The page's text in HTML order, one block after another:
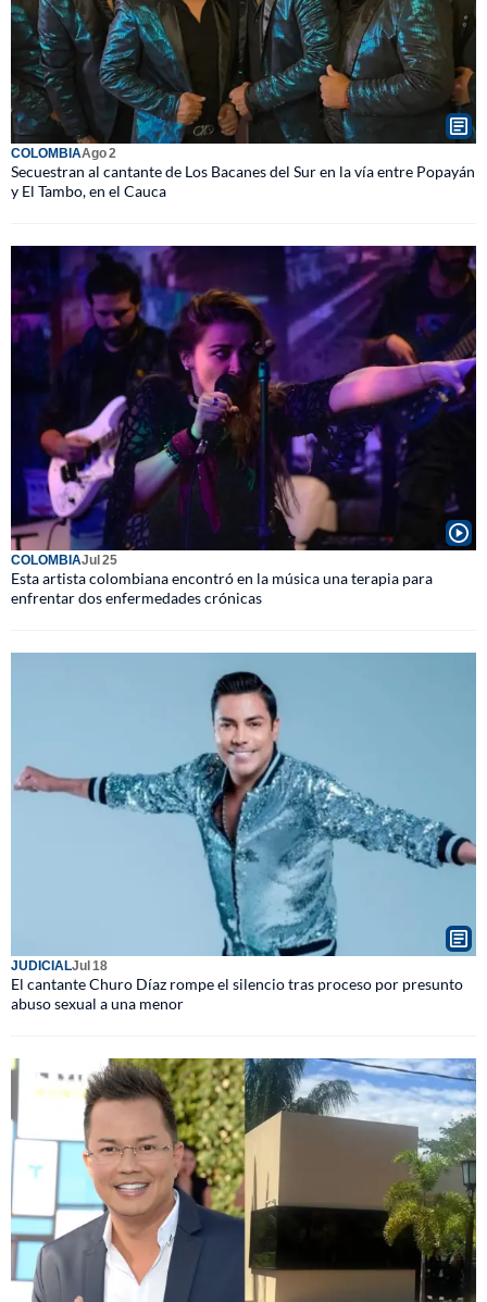
COLOMBIAAgo 2
Secuestran al cantante de Los Bacanes del Sur en la vía entre Popayán
y El Tambo, en el Cauca
COLOMBIAJul 25
Esta artista colombiana encontró en la música una terapia para
enfrentar dos enfermedades crónicas
JUDICIALJul 18
El cantante Churo Díaz rompe el silencio tras proceso por presunto
abuso sexual a una menor